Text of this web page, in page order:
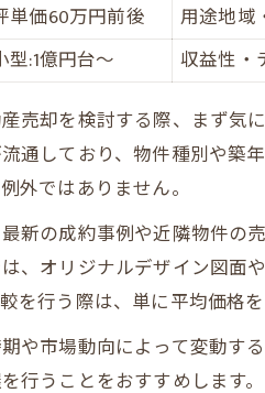
単価60万円前後 用途地域
型:1億円台～ 収益性・
売却を検討する際、まず気
通しており、物件種別や築
外ではありません。
新の成約事例や近隣物件の
、オリジナルデザイン図面
を行う際は、単に平均価格
や市場動向によって変動す
行うことをおすすめします。